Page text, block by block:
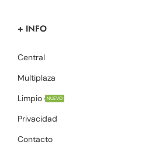
+ INFO
Central
Multiplaza
Limpio
NUEVO
Privacidad
Contacto